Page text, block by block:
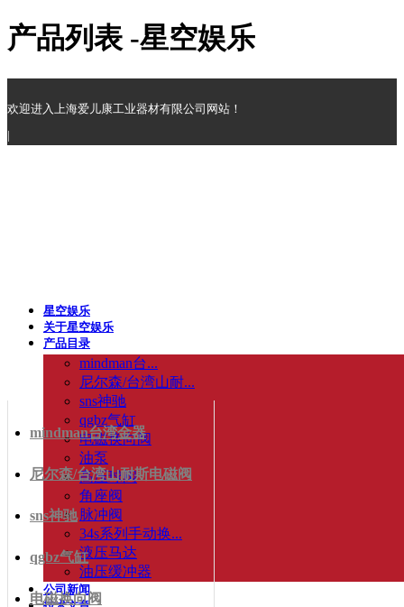
产品列表 -星空娱乐
欢迎进入上海爱儿康工业器材有限公司网站！
|
星空娱乐
关于星空娱乐
产品目录
mindman台...
尼尔森/台湾山耐...
sns神驰
qgbz气缸
电磁换向阀
油泵
高压球阀
角座阀
脉冲阀
34s系列手动换...
液压马达
油压缓冲器
公司新闻
mindman台湾金器
尼尔森/台湾山耐斯电磁阀
sns神驰
qgbz气缸
电磁换向阀